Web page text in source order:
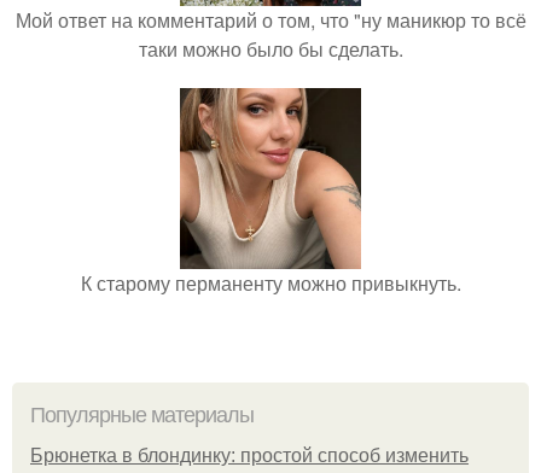
Мой ответ на комментарий о том, что "ну маникюр то всё
таки можно было бы сделать.
К старому перманенту можно привыкнуть.
Популярные материалы
Брюнетка в блондинку: простой способ изменить